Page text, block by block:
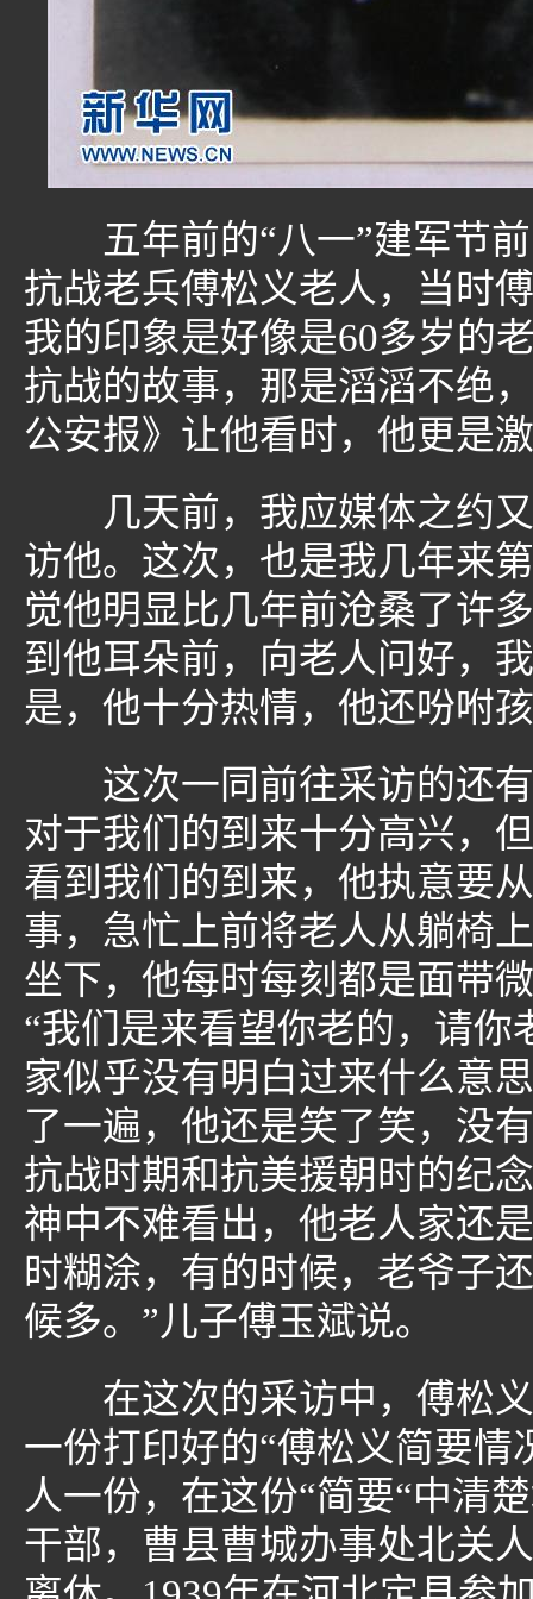
五年前的“八一”建军节前
抗战老兵傅松义老人，当时
我的印象是好像是60多岁的
抗战的故事，那是滔滔不绝
公安报》让他看时，他更是
几天前，我应媒体之约又
访他。这次，也是我几年来
觉他明显比几年前沧桑了许
到他耳朵前，向老人问好，
是，他十分热情，他还吩咐
这次一同前往采访的还有
对于我们的到来十分高兴，
看到我们的到来，他执意要
事，急忙上前将老人从躺椅
坐下，他每时每刻都是面带
“我们是来看望你老的，请
家似乎没有明白过来什么意
了一遍，他还是笑了笑，没
抗战时期和抗美援朝时的纪
神中不难看出，他老人家还
时糊涂，有的时候，老爷子
候多。”儿子傅玉斌说。
在这次的采访中，傅松义
一份打印好的“傅松义简要
人一份，在这份“简要“中清
干部，曹县曹城办事处北关